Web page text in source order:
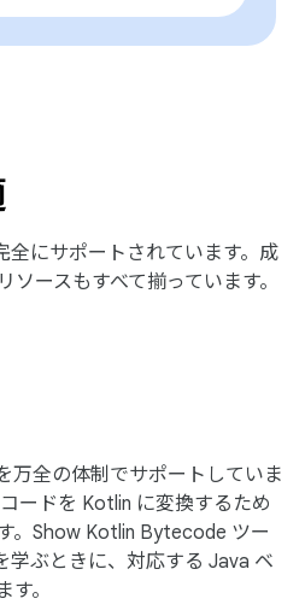
全にサポートされています。成
ースもすべて揃っています。
万全の体制でサポートしていま
ードを Kotlin に変換するため
。Show Kotlin Bytecode ツー
学ぶときに、対応する Java ベ
。